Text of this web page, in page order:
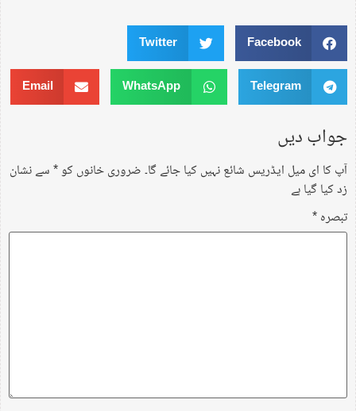
Facebook
Twitter
Telegram
WhatsApp
Email
جواب دیں
آپ کا ای میل ایڈریس شائع نہیں کیا جائے گا۔ضروری خانوں کو*سے نشان
زد کیا گیا ہے
تبصرہ*